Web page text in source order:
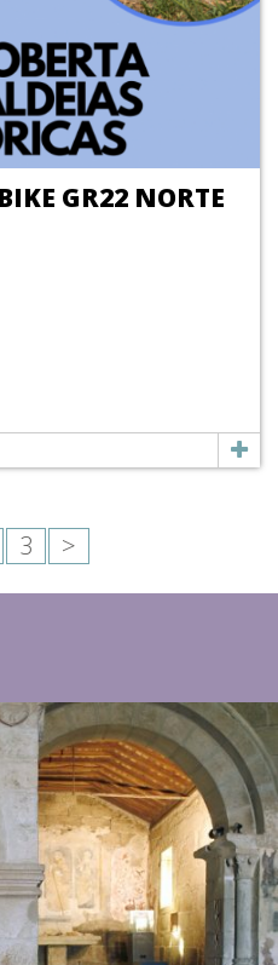
GR22 NORTE
3 >